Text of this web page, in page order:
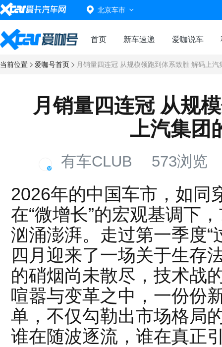
北京车市
首页 新车速递 爱咖说车
当前位置 爱咖号首页 月销量四连冠 从规模领跑到体系致胜 解码上汽
月销量四连冠 从规
上汽集团
有车CLUB 573浏览
2026年的中国车市，如同
在“微增长”的宏观基调下
汹涌澎湃。走过第一季度“
四月迎来了一场关于生
的硝烟尚未散尽，技术战
喧嚣与变革之中，一份份
单，不仅勾勒出市场格局
谁在随波逐流，谁在真正